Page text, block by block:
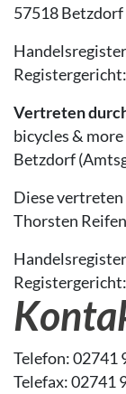
57518 Betzdorf
Vertreten
bicycles &
Betzdorf
Diese vertreten
Thorsten
Telefon: 02741
Telefax: 02741